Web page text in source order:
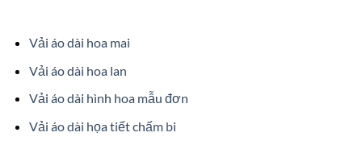
Vải áo dài hoa mai
Vải áo dài hoa lan
Vải áo dài hình hoa mẫu đơn
Vải áo dài họa tiết chấm bi